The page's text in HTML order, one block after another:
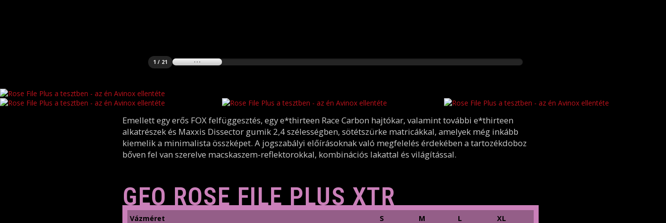
1 / 21
Emellett egy erős FOX felfüggesztés, egy e*thirteen Race Carbon hajtókar, valamint további e*thirteen
alkatrészek és Maxxis Dissector gumik 2,4 szélességben, sötétszürke matricákkal, amelyek még inkább
kiemelik a minimalista összképet. A jogszabályi előírásoknak való megfelelés érdekében a tartozékdoboz
bőven fel van szerelve macskaszem-reflektorokkal, kombinációs lakattal és világítással.
GEO ROSE FILE PLUS XTR
Vázméret S M L XL